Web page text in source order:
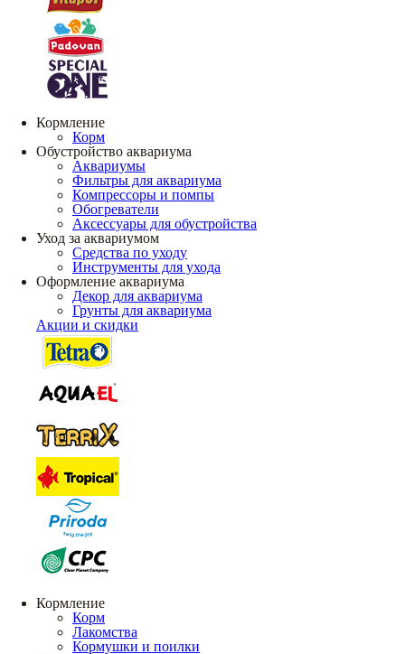
Кормление
Корм
Обустройство аквариума
Аквариумы
Фильтры для аквариума
Компрессоры и помпы
Обогреватели
Аксессуары для обустройства
Уход за аквариумом
Средства по уходу
Инструменты для ухода
Оформление аквариума
Декор для аквариума
Грунты для аквариума
Акции и скидки
Кормление
Корм
Лакомства
Кормушки и поилки